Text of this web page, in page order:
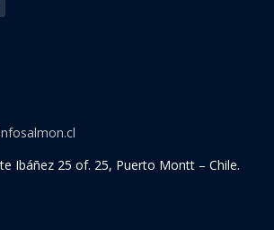
Ibáñez 25 of. 25, Puerto Montt – Chile.